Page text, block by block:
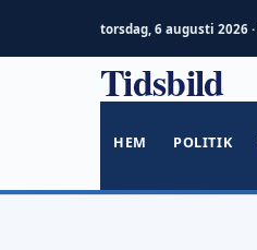
torsdag, 6 augusti 2026 ·
Tidsbild
HEM POLITIK